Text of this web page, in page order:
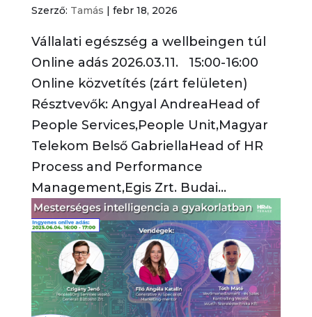
Szerző: Tamás febr 18, 2026
Vállalati egészség a wellbeingen túl
Online adás 2026.03.11. 15:00-16:00
Online közvetítés (zárt felületen)
Résztvevők: Angyal AndreaHead of
People Services,People Unit,Magyar
Telekom Belső GabriellaHead of HR
Process and Performance
Management,Egis Zrt. Budai...